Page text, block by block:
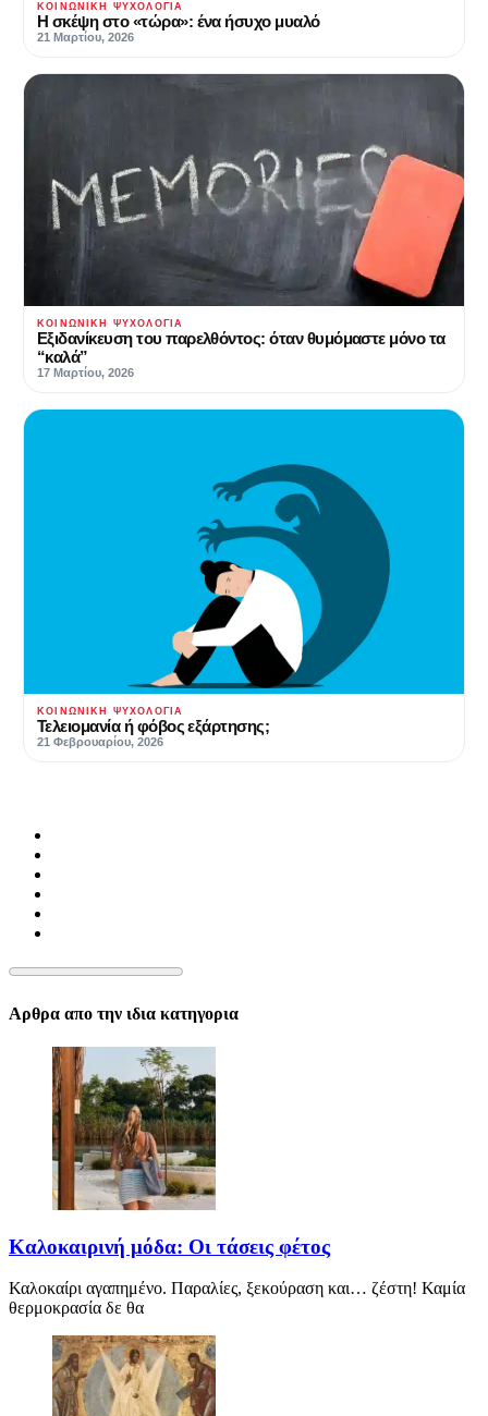
ΚΟΙΝΩΝΙΚΉ ΨΥΧΟΛΟΓΊΑ
Η σκέψη στο «τώρα»: ένα ήσυχο μυαλό
21 Μαρτίου, 2026
ΚΟΙΝΩΝΙΚΉ ΨΥΧΟΛΟΓΊΑ
Εξιδανίκευση του παρελθόντος: όταν θυμόμαστε μόνο τα
“καλά”
17 Μαρτίου, 2026
ΚΟΙΝΩΝΙΚΉ ΨΥΧΟΛΟΓΊΑ
Τελειομανία ή φόβος εξάρτησης;
21 Φεβρουαρίου, 2026
Αρθρα απο την ιδια κατηγορια
Καλοκαιρινή μόδα: Οι τάσεις φέτος
Καλοκαίρι αγαπημένο. Παραλίες, ξεκούραση και… ζέστη! Καμία
θερμοκρασία δε θα